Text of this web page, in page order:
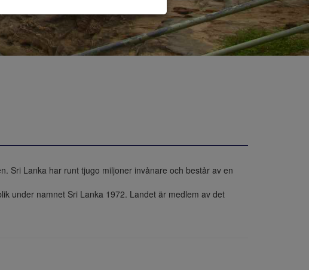
Sri Lanka har runt tjugo miljoner invånare och består av en
under namnet Sri Lanka 1972. Landet är medlem av det